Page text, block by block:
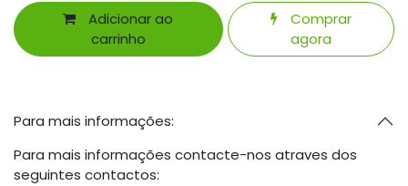
Adicionar ao
carrinho
Comprar
agora
Para mais informações:
Para mais informações contacte-nos atraves dos
seguintes contactos: